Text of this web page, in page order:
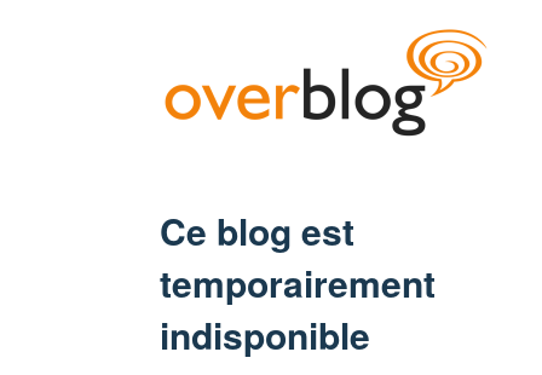
Ce blog est
temporairement
indisponible